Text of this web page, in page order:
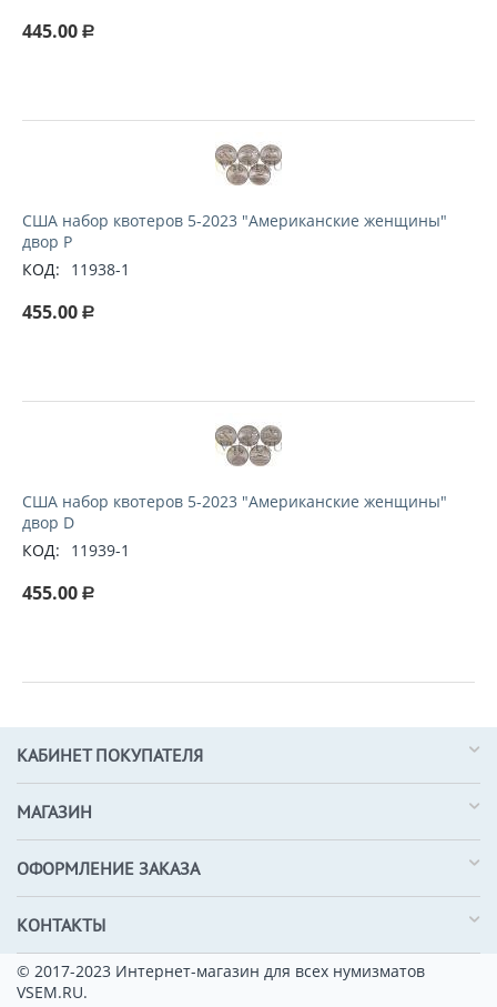
445.00 Р
США набор квотеров 5-2023 "Американские женщины"
двор P
КОД:
11938-1
455.00 Р
США набор квотеров 5-2023 "Американские женщины"
двор D
КОД:
11939-1
455.00 Р
КАБИНЕТ ПОКУПАТЕЛЯ
МАГАЗИН
ОФОРМЛЕНИЕ ЗАКАЗА
КОНТАКТЫ
© 2017-2023 Интернет-магазин для всех нумизматов
VSEM.RU.